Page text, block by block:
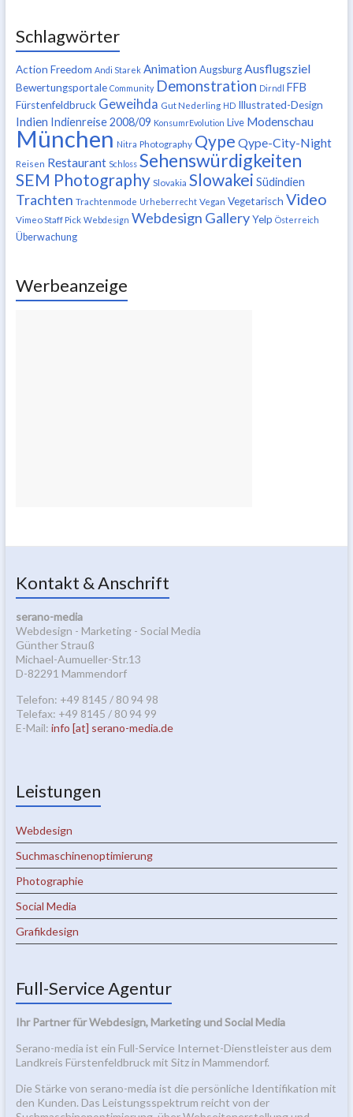
Schlagwörter
Action Freedom Andi Starek Animation Augsburg Ausflugsziel
Bewertungsportale Community Demonstration Dirndl FFB
Fürstenfeldbruck Geweihda Gut Nederling HD Illustrated-Design
Indien Indienreise 2008/09 KonsumrEvolution Live Modenschau
München Nitra Photography Qype Qype-City-Night
Reisen Restaurant Schloss Sehenswürdigkeiten
SEM Photography Slovakia Slowakei Südindien
Trachten Trachtenmode Urheberrecht Vegan Vegetarisch Video
Vimeo Staff Pick Webdesign Webdesign Gallery Yelp Österreich
Überwachung
Werbeanzeige
Kontakt & Anschrift
serano-media
Webdesign - Marketing - Social Media
Günther Strauß
Michael-Aumueller-Str.13
D-82291 Mammendorf
Telefon: +49 8145 / 80 94 98
Telefax: +49 8145 / 80 94 99
E-Mail: info [at] serano-media.de
Leistungen
Webdesign
Suchmaschinenoptimierung
Photographie
Social Media
Grafikdesign
Full-Service Agentur
Ihr Partner für Webdesign, Marketing und Social Media
Serano-media ist ein Full-Service Internet-Dienstleister aus dem
Landkreis Fürstenfeldbruck mit Sitz in Mammendorf.
Die Stärke von serano-media ist die persönliche Identifikation mit
den Kunden. Das Leistungsspektrum reicht von der